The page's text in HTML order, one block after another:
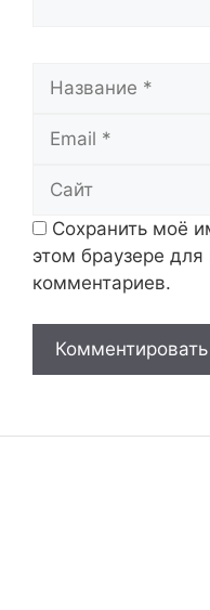
Сохранить моё
этом браузере
комментариев.